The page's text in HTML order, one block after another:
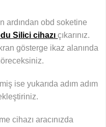
ardından obd soketine
Silici cihazıçıkarınız.
gösterge ikaz alanında
ise yukarıda adım adım
cihazı aracınızda